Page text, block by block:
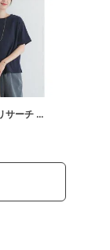
アーバンリサーチ ドアーズ